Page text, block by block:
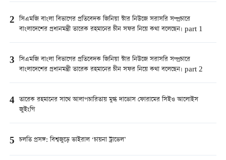
2 সিএমজি বাংলা বিভাগের প্রতিবেদক জিনিয়া স্টার নিউজে সরাসরি সম্প্রচারে
বাংলাদেশের প্রধানমন্ত্রী তারেক রহমানের চীন সফর নিয়ে কথা বলেছেন। part 1
3 সিএমজি বাংলা বিভাগের প্রতিবেদক জিনিয়া স্টার নিউজে সরাসরি সম্প্রচারে
বাংলাদেশের প্রধানমন্ত্রী তারেক রহমানের চীন সফর নিয়ে কথা বলেছেন। part 2
4 তারেক রহমানের সাথে আলাপচারিতায় মুগ্ধ দাভোস ফোরামের সিইও আলোইস
জুইংগি
5 চলতি প্রসঙ্গ: বিশ্বজুড়ে ভাইরাল ‘চায়না ট্রাভেল’